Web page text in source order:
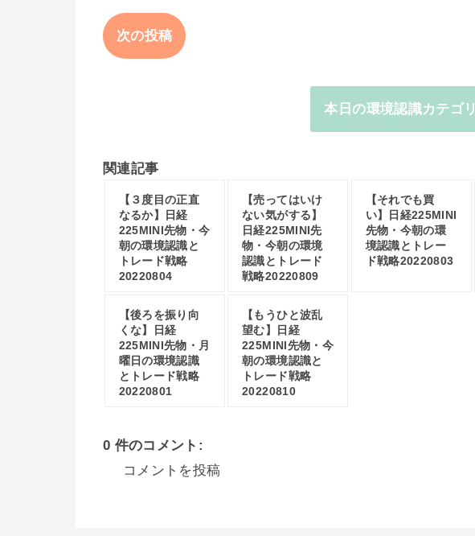
次の投稿
本日の環境認識カテゴリ
関連記事
【３度目の正直
なるか】日経
225MINI先物・今
朝の環境認識と
トレード戦略
20220804
【売ってはいけ
ない気がする】
日経225MINI先
物・今朝の環境
認識とトレード
戦略20220809
【それでも買
い】日経225MINI
先物・今朝の環
境認識とトレー
ド戦略20220803
【後ろを振り向
くな】日経
225MINI先物・月
曜日の環境認識
とトレード戦略
20220801
【もうひと波乱
望む】日経
225MINI先物・今
朝の環境認識と
トレード戦略
20220810
0 件のコメント:
コメントを投稿